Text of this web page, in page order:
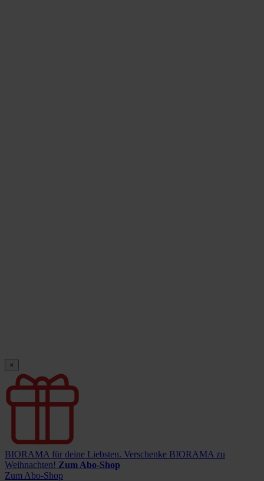
×
BIORAMA für deine Liebsten. Verschenke BIORAMA zu
Weihnachten! Zum Abo-Shop
Zum Abo-Shop